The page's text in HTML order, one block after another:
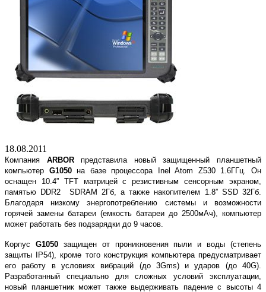
18.08.2011
Компания ARBOR
представила новый защищенный планшетный
компьютер G1050на базе процессора Inel Atom Z530 1.6ГГц. Он
оснащен 10.4” TFT
матрицей с резистивным сенсорным экраном,
памятью DDR2 SDRAM 2Гб, а также накопителем 1.8” SSD32Гб.
Благодаря низкому энергопотреблению системы и возможности
горячей замены батареи (емкость батареи до 2500мАч) , компьютер
может работать без подзарядки до 9 часов.
Корпус G1050защищен от проникновения пыли и воды (степень
защиты
IP54), кроме того конструкция компьютера предусматривает
его работу в условиях вибраций (до 3Gms) и ударов (до 40G).
Разработанный специально для сложных условий эксплуатации,
новый планшетник может также выдерживать падение с высоты 4